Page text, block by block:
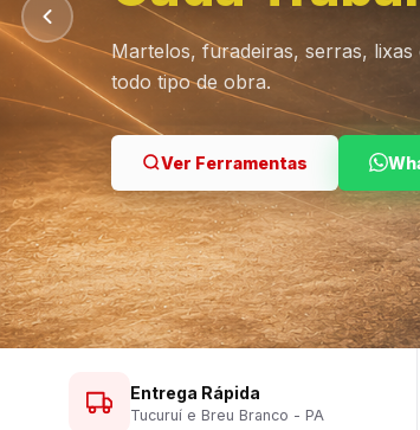
Ver Lustres
Martelos, furadeiras, serras,
todo tipo de obra.
Ver Ferramentas
Ver Tintas
Entrega Rápida
Tucuruí e Breu Branco - PA